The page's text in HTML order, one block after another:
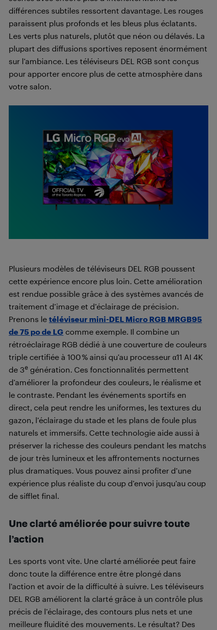
différences subtiles ressortent davantage. Les rouges
paraissent plus profonds et les bleus plus éclatants.
Les verts plus naturels, plutôt que néon ou délavés. La
plupart des diffusions sportives reposent énormément
sur l’ambiance. Les téléviseurs DEL RGB sont conçus
pour apporter encore plus de cette atmosphère dans
votre salon.
Plusieurs modèles de téléviseurs DEL RGB poussent
cette expérience encore plus loin. Cette amélioration
est rendue possible grâce à des systèmes avancés de
traitement d’image et d’éclairage de précision.
Prenons le téléviseur mini-DEL Micro RGB MRGB95
de 75 po de LG comme exemple. Il combine un
rétroéclairage RGB dédié à une couverture de couleurs
triple certifiée à 100 % ainsi qu’au processeur α11 AI 4K
de 3e génération. Ces fonctionnalités permettent
d’améliorer la profondeur des couleurs, le réalisme et
le contraste. Pendant les événements sportifs en
direct, cela peut rendre les uniformes, les textures du
gazon, l’éclairage du stade et les plans de foule plus
naturels et immersifs. Cette technologie aide aussi à
préserver la richesse des couleurs pendant les matchs
de jour très lumineux et les affrontements nocturnes
plus dramatiques. Vous pouvez ainsi profiter d’une
expérience plus réaliste du coup d’envoi jusqu’au coup
de sifflet final.
Une clarté améliorée pour suivre toute
l’action
Les sports vont vite. Une clarté améliorée peut faire
donc toute la différence entre être plongé dans
l’action et avoir de la difficulté à suivre. Les téléviseurs
DEL RGB améliorent la clarté grâce à un contrôle plus
précis de l’éclairage, des contours plus nets et une
meilleure fluidité des mouvements. Le résultat? Des